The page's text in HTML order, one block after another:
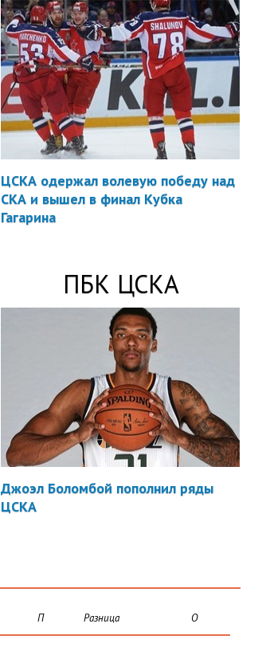
ЦСКА одержал волевую победу над
СКА и вышел в финал Кубка
Гагарина
ПБК ЦСКА
Джоэл Боломбой пополнил ряды
ЦСКА
П Разница О